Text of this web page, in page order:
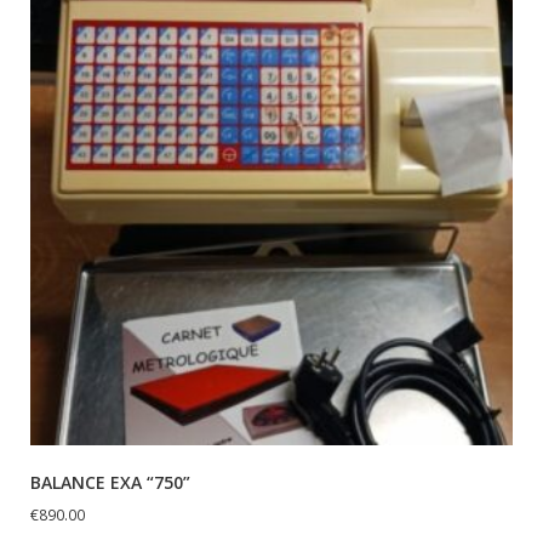
BALANCE EXA “750”
€890.00